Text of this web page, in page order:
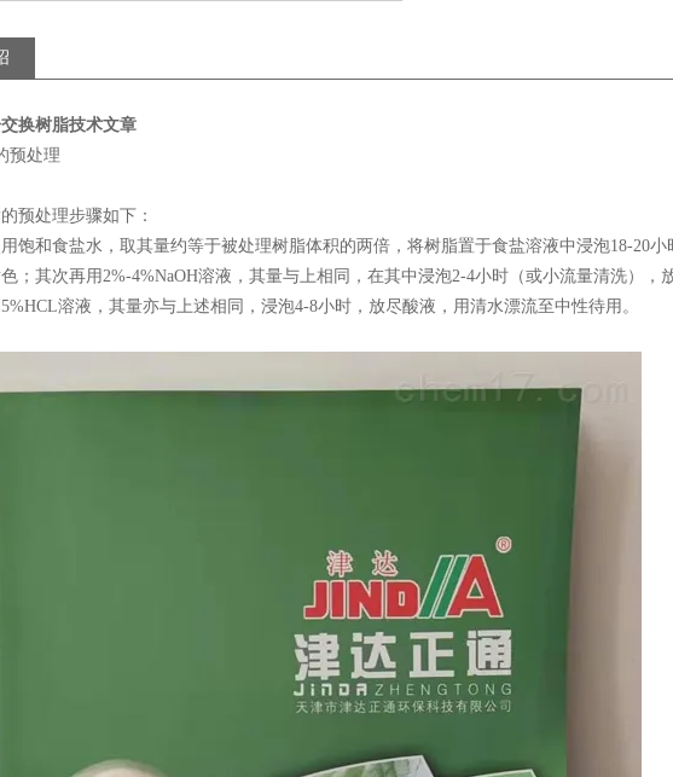
换树脂技术文章
预处理
处理步骤如下：
和食盐水，取其量约等于被处理树脂体积的两倍，将树脂置于食盐溶液中浸泡18-20小
；其次再用2%-4%NaOH溶液，其量与上相同，在其中浸泡2-4小时（或小流量清洗）
溶液，其量亦与上述相同，浸泡4-8小时，放尽酸液，用清水漂流至中性待用。